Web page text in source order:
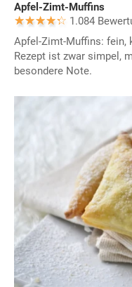
Apfel-Zimt-Muffins
1.084
Apfel-Zimt-Muffins: fein,
Rezept ist zwar simpel,
besondere Note.